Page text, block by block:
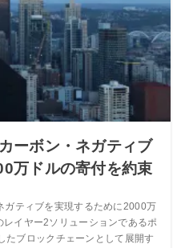
ーボン・ネガティブ
万ドルの寄付を約束
ガティブを実現するために2000万
レイヤー2ソリューションであるポ
たブロックチェーンとして展開す